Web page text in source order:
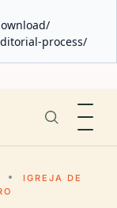
process/
IGREJA DE